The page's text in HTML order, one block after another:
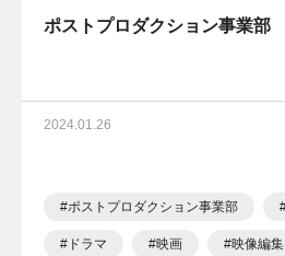
ポストプロダクション事業部
2024.01.26
ポストプロダクション事業部
ドラマ 映画 映像編集